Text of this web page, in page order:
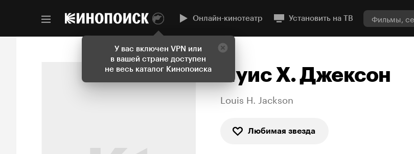
У вас включен VPN или
в вашей стране доступен
не весь каталог Кинопоиска
Онлайн-кинотеатр Установить на ТВ
Луис Х. Джексон
Louis H. Jackson
Любимая звезда